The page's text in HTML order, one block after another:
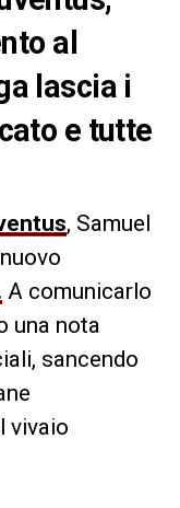
al
lascia i
e tutte
, Samuel
A comunicarlo
una nota
sancendo
vivaio